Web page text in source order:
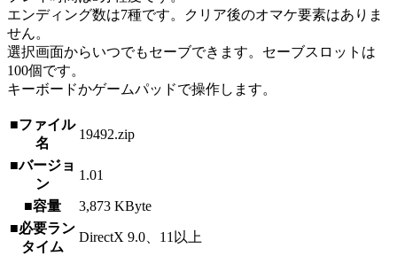
エンディング数は7種です。クリア後のオマケ要素はありま
せん。
選択画面からいつでもセーブできます。セーブスロットは
100個です。
キーボードかゲームパッドで操作します。
■ファイル
名
19492.zip
■バージョ
ン
1.01
■容量
3,873 KByte
■必要ラン
タイム
DirectX 9.0、11以上